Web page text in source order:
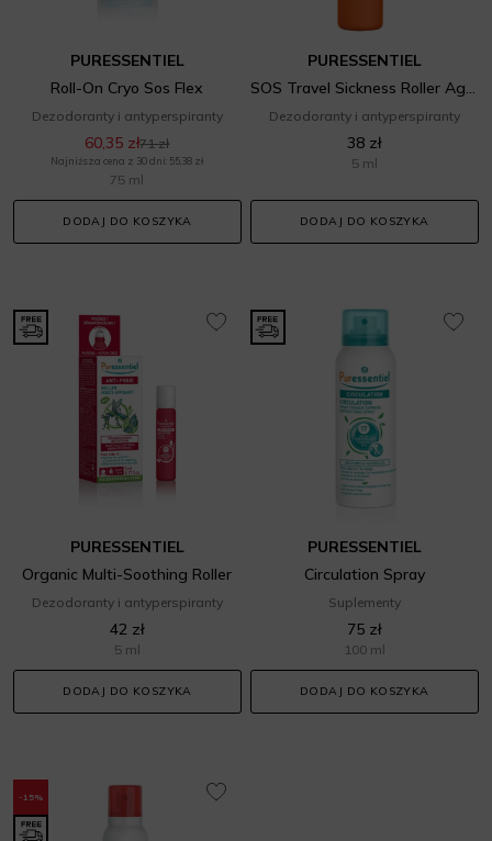
PURESSENTIEL
Roll-On Cryo Sos Flex
Dezodoranty i antyperspiranty
60,35 zł71 zł
Najniższa cena z 30 dni: 55,38 zł
75 ml
DODAJ DO KOSZYKA
PURESSENTIEL
SOS Travel Sickness Roller Against Nausea
Dezodoranty i antyperspiranty
38 zł
5 ml
DODAJ DO KOSZYKA
PURESSENTIEL
Organic Multi-Soothing Roller
Dezodoranty i antyperspiranty
42 zł
5 ml
DODAJ DO KOSZYKA
PURESSENTIEL
Circulation Spray
Suplementy
75 zł
100 ml
DODAJ DO KOSZYKA
-15%